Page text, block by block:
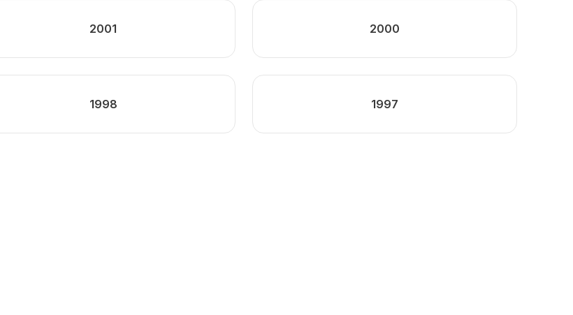
2001 2000
1998 1997